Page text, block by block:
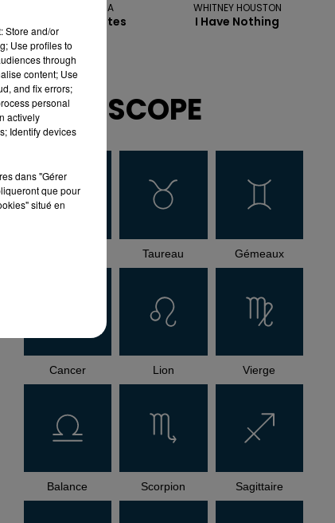
M POKORA
Les Planetes
WHITNEY HOUSTON
I Have Nothing
HOROSCOPE
Taureau Gémeaux
Cancer Lion Vierge
Balance Scorpion Sagittaire
Store and/or
Use profiles to
through
content; Use
and fix errors;
personal
actively
Identify devices
dans "Gérer
que pour
situé en